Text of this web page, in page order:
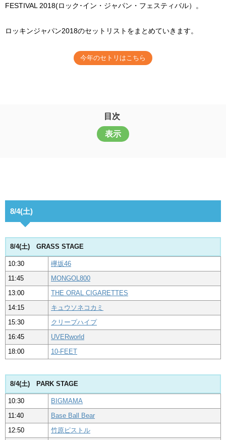
FESTIVAL 2018(ロック･イン・ジャパン・フェスティバル）。
ロッキンジャパン2018のセットリストをまとめていきます。
今年のセトリはこちら
目次
表示
8/4(土)
8/4(土) GRASS STAGE
10:30
欅坂46
11:45
MONGOL800
13:00
THE ORAL CIGARETTES
14:15
キュウソネコカミ
15:30
クリープハイプ
16:45
UVERworld
18:00
10-FEET
8/4(土) PARK STAGE
10:30
BIGMAMA
11:40
Base Ball Bear
12:50
竹原ピストル